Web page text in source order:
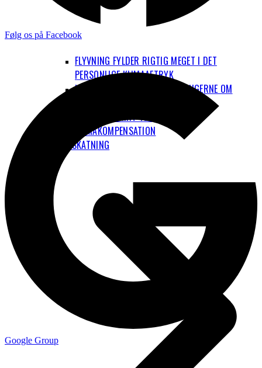
FLYVNING FYLDER RIGTIG MEGET I DET
PERSONLIGE KLIMAAFTRYK
HVAD ER OP OG NED I BEREGNINGERNE OM
EL-FLY OG BRINT-FLY
KLIMAKOMPENSATION
FLYBESKATNING
Følg os på Facebook
Google Group